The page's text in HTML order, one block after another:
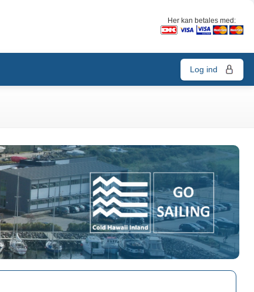
Her kan betales med:
Log ind